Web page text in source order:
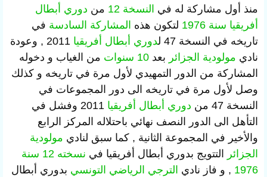
منذ أول مشاركة له في النسخة 12 من دوري أبطال
أفريقيا سنة 1976
لتكون هذه المشاركة السادسة في
تاريخه في النسخة 47 ل
دوري أبطال أفريقيا
2011 , وعودة
نادي مولودية الجزائر بعد 10 سنوات
من الغياب و دخوله
المشاركة من الدور التمهيدي لأول مرة في تاريخه و كذلك
وصل لأول مرة في تاريخه الى دور المجموعات في
النسخة 47
من دوري أ بطال أفريقيا
2011 وفشل في
التأهل الى الدور النصف نهائي باحتلاله المركز الرابع
والأخير في المجموعة الثانية , كما سبق لنادي مولودية
الجزائر
التتويج بدوري أبطال أفريقيا في نسخته 12
سنة
1976
, و فاز نادي الترجي الرياضي التونسي بدوري أبطال